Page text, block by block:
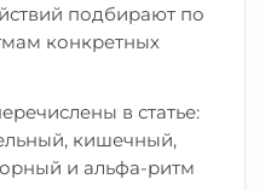
подбирают по
конкретных
в статье:
кишечный,
и альфа-ритм